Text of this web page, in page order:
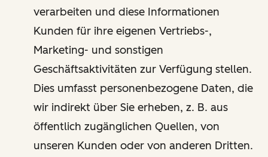
verarbeiten und diese Informationen
Kunden für ihre eigenen Vertriebs-,
Marketing- und sonstigen
Geschäftsaktivitäten zur Verfügung stellen.
Dies umfasst personenbezogene Daten, die
wir indirekt über Sie erheben, z. B. aus
öffentlich zugänglichen Quellen, von
unseren Kunden oder von anderen Dritten.